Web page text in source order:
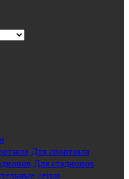
Для спортзала
Для стадионов